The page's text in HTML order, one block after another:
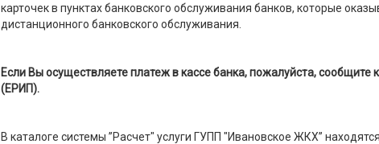
карточек в пунктах банковского обслуживания банков, которые
дистанционного банковского обслуживания.
Если Вы осуществляете платеж в кассе банка, пожалуйста,
(ЕРИП).
В каталоге сиcтемы ”Расчет" услуги ГУПП "Ивановское ЖКХ”